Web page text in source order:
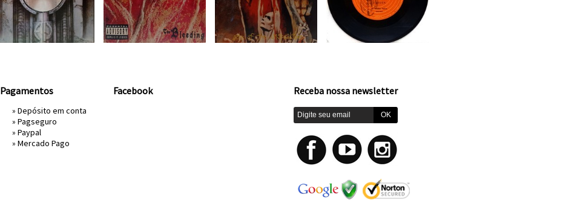
Pagamentos
» Depósito em conta
» Pagseguro
» Paypal
» Mercado Pago
Facebook Receba nossa newsletter